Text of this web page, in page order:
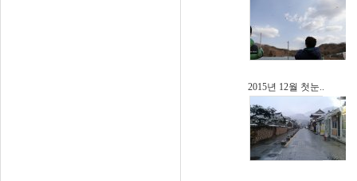
2015년 12월 첫눈..